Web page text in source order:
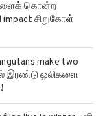
கொன்ற
impact சிறுகோள்
make two
இரண்டு ஒலிகளை